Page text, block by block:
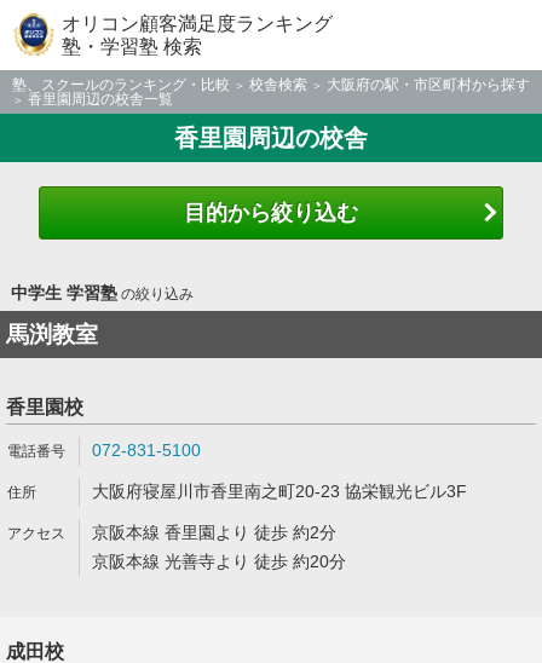
オリコン顧客満足度ランキング
塾・学習塾 検索
塾、スクールのランキング・比較 校舎検索
大阪府の駅・市区町村から探す
香里園周辺の校舎一覧
香里園周辺の校舎
目的から絞り込む
中学生 学習塾の絞り込み
馬渕教室
香里園校
072-831-5100
大阪府寝屋川市香里南之町20-23 協栄観光ビル3F
京阪本線 香里園より 徒歩 約2分
京阪本線 光善寺より 徒歩 約20分
成田校